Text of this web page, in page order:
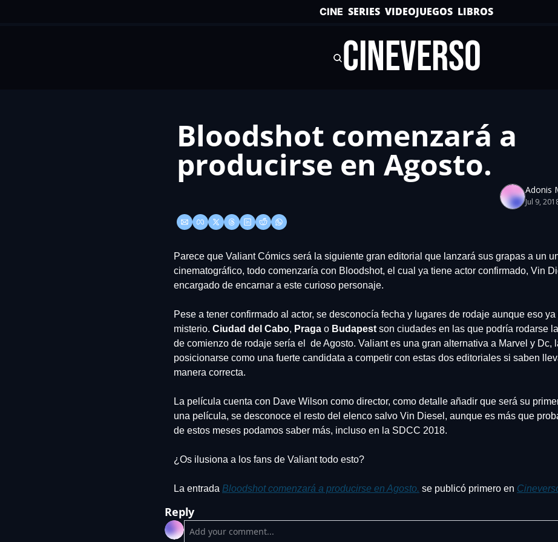
CINE SERIES VIDEOJUEGOS LIBROS
CINEVERSO
Bloodshot comenzará a
producirse en Agosto.
Adonis
Jul 9,
Parece que Valiant Cómics será la siguiente gran editorial que lanzará sus grapas a un
cinematográfico, todo comenzaría con Bloodshot, el cual ya tiene actor confirmado, Vin
encargado de encarnar a este curioso personaje.
Pese a tener confirmado al actor, se desconocía fecha y lugares de rodaje aunque eso ya
misterio. Ciudad del Cabo, Praga o Budapest son ciudades en las que podría rodarse
de comienzo de rodaje sería el  de Agosto. Valiant es una gran alternativa a Marvel y Dc,
posicionarse como una fuerte candidata a competir con estas dos editoriales si saben
manera correcta.
La película cuenta con Dave Wilson como director, como detalle añadir que será su
una película, se desconoce el resto del elenco salvo Vin Diesel, aunque es más que
de estos meses podamos saber más, incluso en la SDCC 2018.
¿Os ilusiona a los fans de Valiant todo esto?
La entrada Bloodshot comenzará a producirse en Agosto. se publicó primero en
Reply